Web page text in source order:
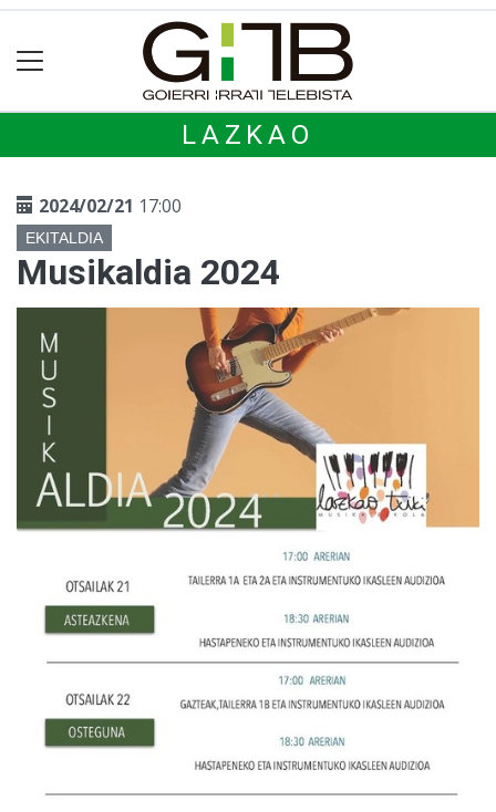
LAZKAO
2024/02/21 17:00
EKITALDIA
Musikaldia 2024